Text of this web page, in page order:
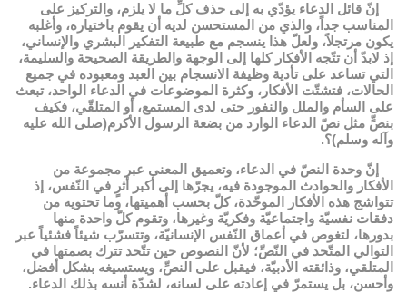
إنّ قائل الدعاء يؤدّي به إلى حذف كلِّ ما لا يلزم، والتركيز على
المناسب جداً، والذي من المستحسن لديه أن يقوم باختياره، وأغلبه
يكون مرتجلاً، ولعلّ هذا ينسجم مع طبيعة التفكير البشري والإنساني،
إذ لابدّ أن تتّجه الأفكار كلها إلى الوجهة والطريقة الصحيحة والسليمة،
التي تساعد على تأدية وظيفة الانسجام بين العبد ومعبوده في جميع
الحالات، فتشتّت الأفكار، وكثرة الموضوعات في الدعاء الواحد، تبعث
على السأم والملل والنفور حتى لدى المستمع، أو المتلقّي، فكيف
بنصٍّ مثل نصّ الدعاء الوارد من بضعة الرسول الأكرم(صلى الله عليه
وآله وسلم)؟.
إنّ وحدة النصّ في الدعاء، وتعميق المعنى عبر مجموعة من
الأفكار والحوادث الموجودة فيه، يجرّها إلى أكبر أثرٍ في النّفس، إذ
تتواشج هذه الأفكار الموحّدة، كلّ بحسب أهميتها، وما تحتويه من
دفقات نفسيّة واجتماعيّة وفكريّة وغيرها، وتقوم كلّ واحدة منها
بدورها، لتغوص في أعماق النّفس الإنسانيّة، وتتسرّب شيئاً فشئياً عبر
التوالي المتّحد في النّصِّ؛ لأنّ النصوص حين تتّحد تترك بصمتها في
المتلقي، وذائقته الأدبيّة، فيقبل على النصِّ، ويستسيغه بشكل أفضل،
وأحسن، بل يستمرّ في إعادته على لسانه، لشدّة أنسه بذلك الدعاء.